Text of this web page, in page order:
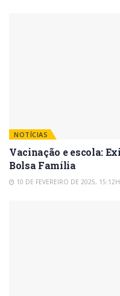
NOTÍCIAS
Vacinação e escola:
Bolsa Família
10 DE FEVEREIRO DE 2025, 15:12H